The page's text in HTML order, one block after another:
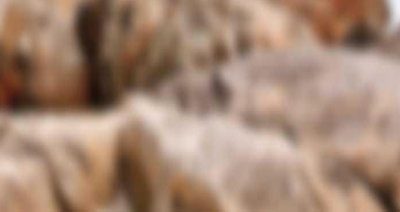
Canada